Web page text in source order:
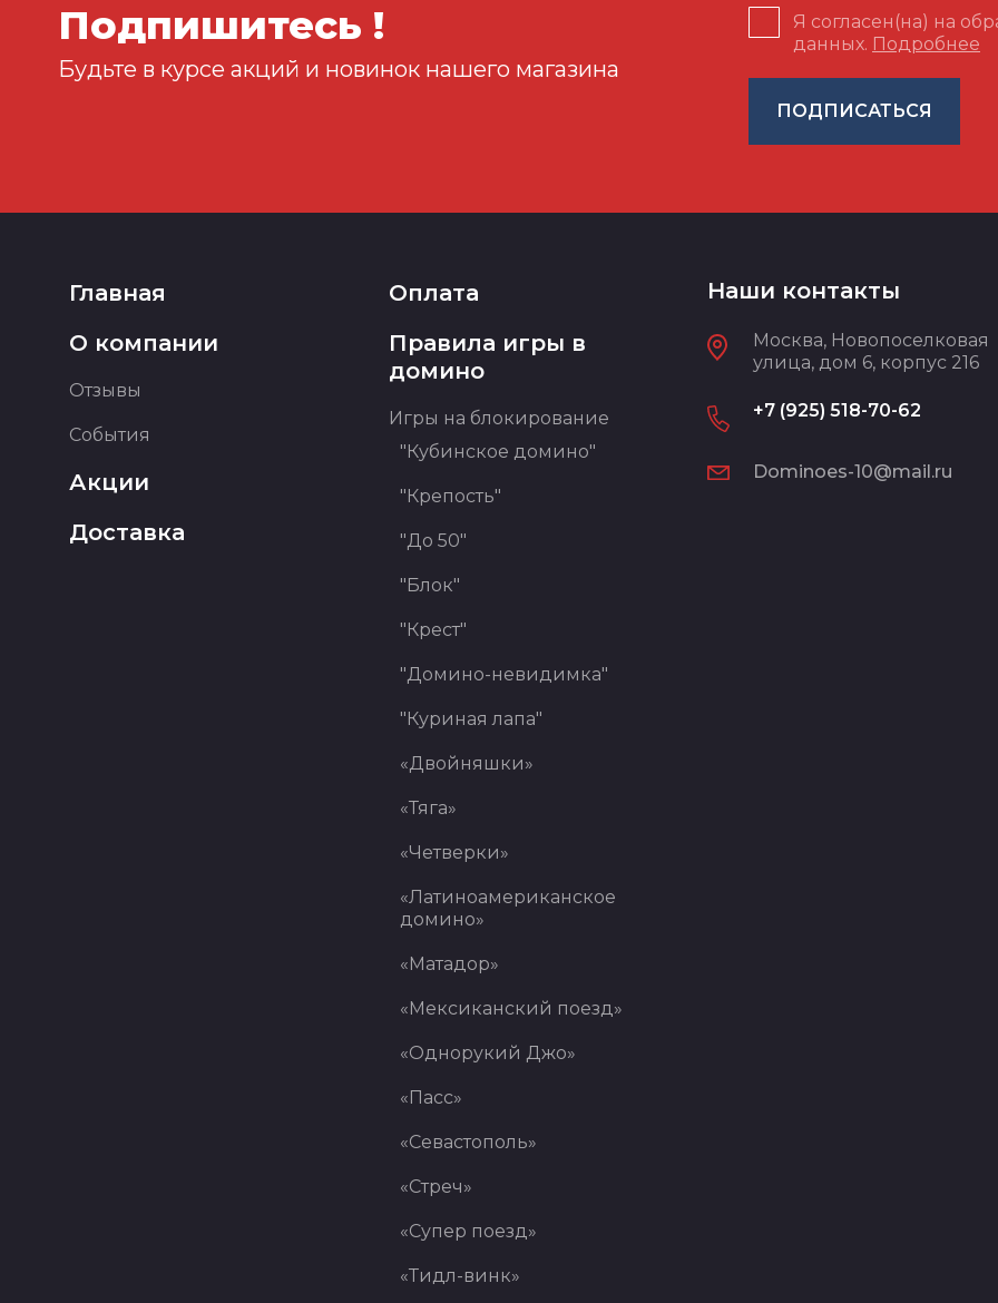
Подпишитесь !
Будьте в курсе акций и новинок нашего магазина
Я согласен(на) на
данных. Подробнее
ПОДПИСАТЬСЯ
Главная
О компании
Отзывы
События
Акции
Доставка
Оплата
Правила игры в
домино
Игры на блокирование
"Кубинское домино"
"Крепость"
"До 50"
"Блок"
"Крест"
"Домино-невидимка"
"Куриная лапа"
«Двойняшки»
«Тяга»
«Четверки»
«Латиноамериканское
домино»
«Матадор»
«Мексиканский поезд»
«Однорукий Джо»
«Пасс»
«Севастополь»
«Стреч»
«Супер поезд»
«Тидл-винк»
Наши контакты
Москва, Новопоселковая
улица, дом 6, корпус 216
+7 (925) 518-70-62
Dominoes-10@mail.ru